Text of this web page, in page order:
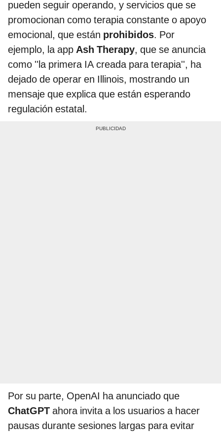
pueden seguir operando, y servicios que se
promocionan como terapia constante o apoyo
emocional, que están prohibidos. Por
ejemplo, la app Ash Therapy, que se anuncia
como ''la primera IA creada para terapia'', ha
dejado de operar en Illinois, mostrando un
mensaje que explica que están esperando
regulación estatal.
Por su parte, OpenAI ha anunciado que
ChatGPT ahora invita a los usuarios a hacer
pausas durante sesiones largas para evitar